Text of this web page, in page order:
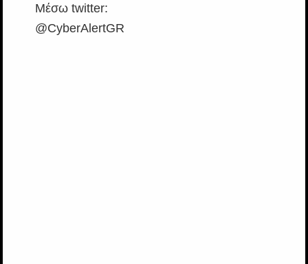
Μέσω twitter:
@CyberAlertGR